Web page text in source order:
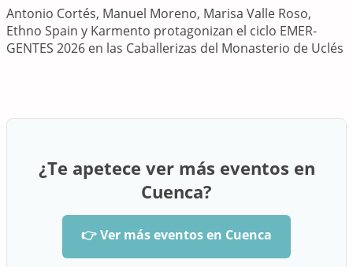
Antonio Cortés, Manuel Moreno, Marisa Valle Roso,
Ethno Spain y Karmento protagonizan el ciclo EMER-
GENTES 2026 en las Caballerizas del Monasterio de Uclés
¿Te apetece ver más eventos en
Cuenca?
👉 Ver más eventos en Cuenca